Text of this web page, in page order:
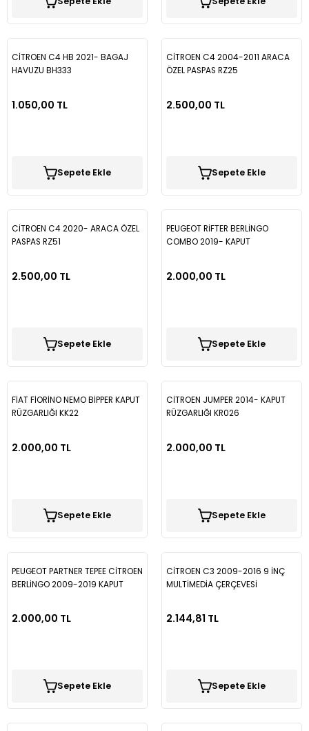
CİTROEN C4 HB 2021- BAGAJ
HAVUZU BH333
1.050,00 TL
Sepete Ekle
CİTROEN C4 2004-2011 ARACA
ÖZEL PASPAS RZ25
2.500,00 TL
Sepete Ekle
CİTROEN C4 2020- ARACA ÖZEL
PASPAS RZ51
2.500,00 TL
Sepete Ekle
PEUGEOT RİFTER BERLİNGO
COMBO 2019- KAPUT
2.000,00 TL
Sepete Ekle
FİAT FİORİNO NEMO BİPPER KAPUT
RÜZGARLIĞI KK22
2.000,00 TL
Sepete Ekle
CİTROEN JUMPER 2014- KAPUT
RÜZGARLIĞI KR026
2.000,00 TL
Sepete Ekle
PEUGEOT PARTNER TEPEE CİTROEN
BERLİNGO 2009-2019 KAPUT
2.000,00 TL
Sepete Ekle
CİTROEN C3 2009-2016 9 İNÇ
MULTİMEDİA ÇERÇEVESİ
2.144,81 TL
Sepete Ekle